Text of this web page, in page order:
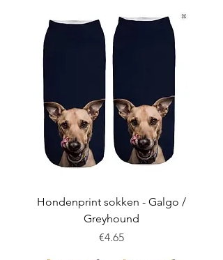
Hondenprint sokken - Galgo /
Greyhound
Price
€4.65